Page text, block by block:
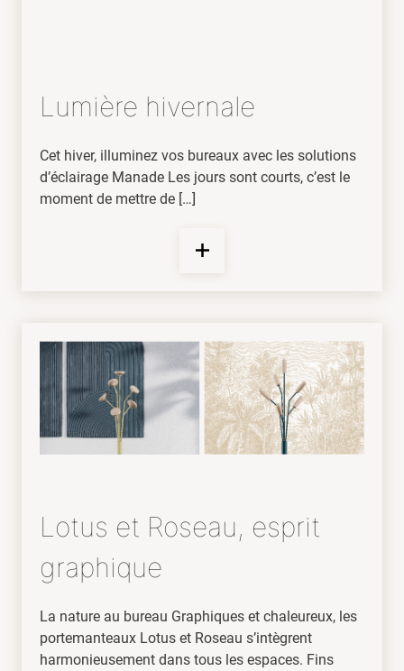
Lumière hivernale
Cet hiver, illuminez vos bureaux avec les solutions
d’éclairage Manade Les jours sont courts, c’est le
moment de mettre de […]
Lotus et Roseau, esprit
graphique
La nature au bureau Graphiques et chaleureux, les
portemanteaux Lotus et Roseau s’intègrent
harmonieusement dans tous les espaces. Fins